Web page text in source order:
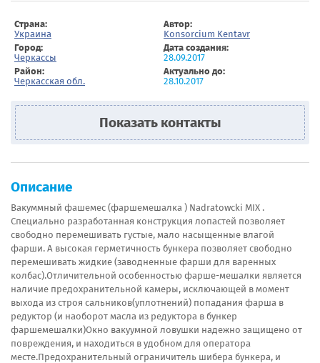
Страна:
Украина
Автор:
Konsorcium Kentavr
Город:
Черкассы
Дата создания:
28.09.2017
Район:
Черкасская обл.
Актуально до:
28.10.2017
Показать контакты
Описание
Вакуммный фашемес (фаршемешалка ) Nadratowcki MIX .
Специально разработанная конструкция лопастей позволяет
свободно перемешивать густые, мало насыщенные влагой
фарши. А высокая герметичность бункера позволяет свободно
перемешивать жидкие (заводненные фарши для варенных
колбас).Отличительной особенностью фарше-мешалки является
наличие предохранительной камеры, исключающей в момент
выхода из строя сальников(уплотнений) попадания фарша в
редуктор (и наоборот масла из редуктора в бункер
фаршемешалки)Окно вакуумной ловушки надежно защищено от
повреждения, и находиться в удобном для оператора
месте.Предохранительный ограничитель шибера бункера, и